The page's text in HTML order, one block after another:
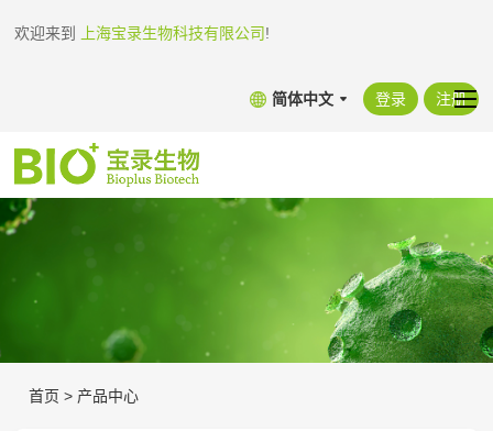
欢迎来到 上海宝录生物科技有限公司!
简体中文 登录 注册
首页 > 产品中心